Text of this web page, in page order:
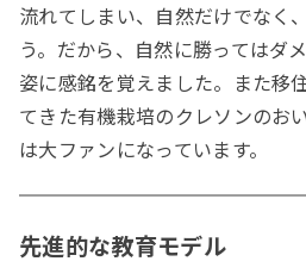
流れてしまい、自然だけでなく
う。だから、自然に勝ってはダ
姿に感銘を覚えました。また移
てきた有機栽培のクレソンのお
は大ファンになっています。
先進的な教育モデル